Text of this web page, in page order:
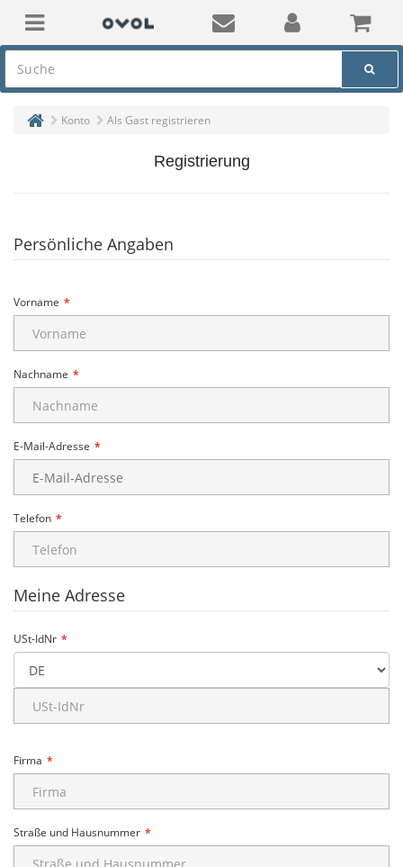
Konto Als Gast registrieren
Registrierung
Persönliche Angaben
Vorname
Nachname
E-Mail-Adresse
Telefon
Meine Adresse
USt-IdNr
Firma
Straße und Hausnummer